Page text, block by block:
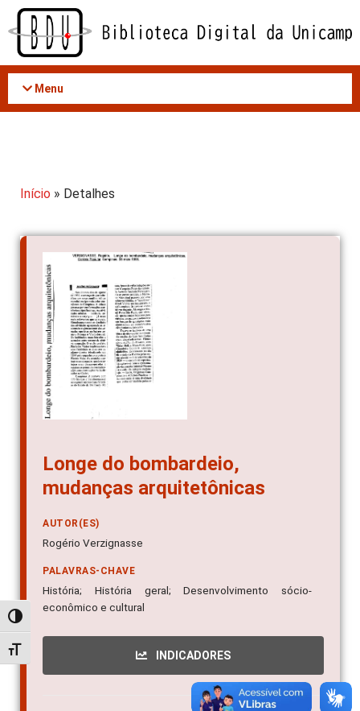
Acessar
conteúdo
Alternar alto contraste
Alternar tamanho da fonte
Menu
Início » Detalhes
Longe do bombardeio,
mudanças arquitetônicas
AUTOR(ES)
Rogério Verzignasse
PALAVRAS-CHAVE
História; História geral; Desenvolvimento sócio-
econômico e cultural
INDICADORES